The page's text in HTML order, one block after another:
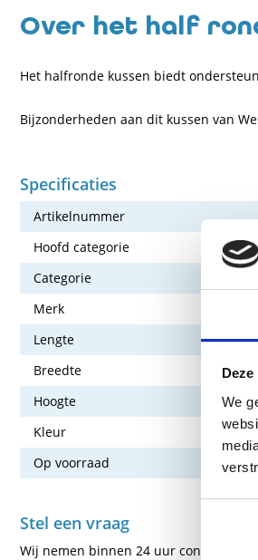
We
Over het half
Het halfronde kussen biedt
Bijzonderheden aan dit kussen van
Specificaties
Artikelnummer
Hoofd categorie
Categorie
Merk
Lengte
Breedte
Hoogte
Kleur
Op voorraad
Stel een vraag
Wij nemen binnen 24 uur contact met